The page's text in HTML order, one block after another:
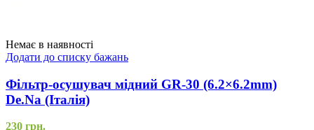
Немає в наявності
Додати до списку бажань
Фільтр-осушувач мідний GR-30 (6.2×6.2mm)
De.Na (Італія)
230 грн.